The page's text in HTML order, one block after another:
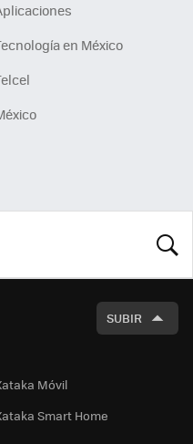
en México
SUBIR
Móvil
Smart Home